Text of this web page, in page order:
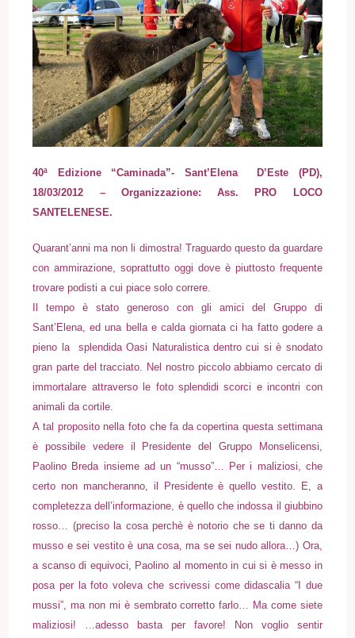
40ª Edizione “Caminada”- Sant’Elena D’Este (PD),
18/03/2012 – Organizzazione: Ass. PRO LOCO
SANTELENESE.
Quarant’anni ma non li dimostra! Traguardo questo da guardare
con ammirazione, soprattutto oggi dove è piuttosto frequente
trovare podisti a cui piace solo correre.
Il tempo è stato generoso con gli amici del Gruppo di
Sant’Elena, ed una bella e calda giornata ci ha fatto godere a
pieno la splendida Oasi Naturalistica dentro cui si è snodato
gran parte del tracciato. Nel nostro piccolo abbiamo cercato di
immortalare attraverso le foto splendidi scorci e incontri con
animali da cortile.
A tal proposito nella foto che fa da copertina questa settimana
è possibile vedere il Presidente del Gruppo Monselicensi,
Paolino Breda insieme ad un “musso”… Per i maliziosi, che
certo non mancheranno, il Presidente è quello vestito. E, a
completezza dell’informazione, è quello che indossa il giubbino
rosso… (preciso la cosa perchè è notorio che se ti danno da
musso e sei vestito è una cosa, ma se sei nudo allora…) Ora,
a scanso di equivoci, Paolino al momento in cui si è messo in
posa per la foto voleva che scrivessi come didascalia “I due
mussi”, ma non mi è sembrato corretto farlo… Ma come siete
maliziosi! …adesso basta per favore! Non voglio sentir